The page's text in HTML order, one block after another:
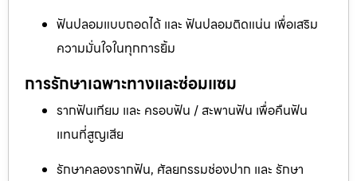
ฟันปลอมแบบถอดได้ และ ฟันปลอมติดแน่น เพื่อเสริม
ความมั่นใจในทุกการยิ้ม
การรักษาเฉพาะทางและซ่อมแซม
รากฟันเทียม และ ครอบฟัน / สะพานฟัน เพื่อคืนฟัน
แทนที่สูญเสีย
รักษาคลองรากฟัน, ศัลยกรรมช่องปาก และ รักษา